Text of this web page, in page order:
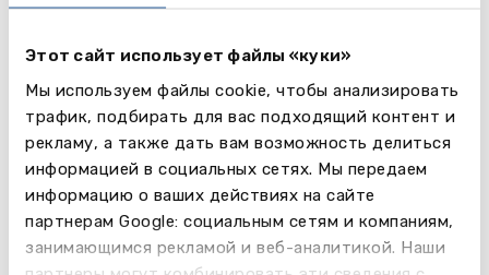
Этот сайт использует файлы «куки»
Мы используем файлы cookie, чтобы анализировать
трафик, подбирать для вас подходящий контент и
рекламу, а также дать вам возможность делиться
информацией в социальных сетях. Мы передаем
информацию о ваших действиях на сайте
партнерам Google: социальным сетям и компаниям,
занимающимся рекламой и веб-аналитикой. Наши
от 200 EUR
Читать
далее
Munchen
DID